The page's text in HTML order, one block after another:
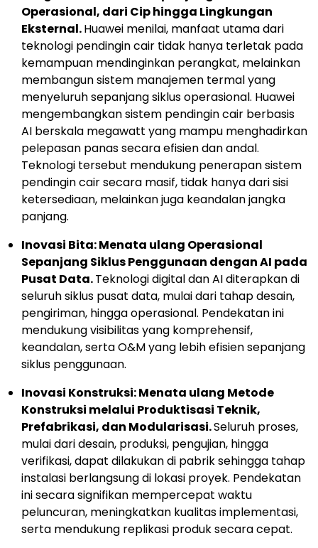
Operasional, dari Cip hingga Lingkungan
Eksternal.Huawei menilai, manfaat utama dari
teknologi pendingin cair tidak hanya terletak pada
kemampuan mendinginkan perangkat, melainkan
membangun sistem manajemen termal yang
menyeluruh sepanjang siklus operasional. Huawei
mengembangkan sistem pendingin cair berbasis
AI berskala megawatt yang mampu menghadirkan
pelepasan panas secara efisien dan andal.
Teknologi tersebut mendukung penerapan sistem
pendingin cair secara masif, tidak hanya dari sisi
ketersediaan, melainkan juga keandalan jangka
panjang.
Inovasi Bita: Menata ulang Operasional
Sepanjang Siklus Penggunaan dengan AI pada
Pusat Data.Teknologi digital dan AI diterapkan di
seluruh siklus pusat data, mulai dari tahap desain,
pengiriman, hingga operasional. Pendekatan ini
mendukung visibilitas yang komprehensif,
keandalan, serta O&M yang lebih efisien sepanjang
siklus penggunaan.
Inovasi Konstruksi: Menata ulang Metode
Konstruksi melalui Produktisasi Teknik,
Prefabrikasi, dan Modularisasi.Seluruh proses,
mulai dari desain, produksi, pengujian, hingga
verifikasi, dapat dilakukan di pabrik sehingga tahap
instalasi berlangsung di lokasi proyek. Pendekatan
ini secara signifikan mempercepat waktu
peluncuran, meningkatkan kualitas implementasi,
serta mendukung replikasi produk secara cepat.